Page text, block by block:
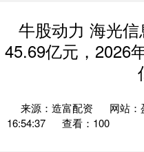
牛股动力 海光
45.69亿元，2026
来源：造富配资 网站：
16:54:37
查看：100